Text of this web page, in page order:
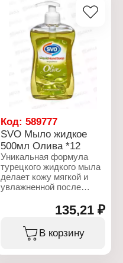
Характеристики:
Бренд: Maxijen
Тип товара: Блок для
унитаза
Аромат: TROPICAL
Форма выпуска: подвес
на унитаз
Эффект: 4 в 1
Количество в упаковке: 3
Количество смываний:
до 250 смываний
Упаковка: блистер
Код:589777
SVO Мыло жидкое
500мл Олива *12
Уникальная формула
турецкого жидкого мыла
делает кожу мягкой и
увлажненной после
Тщательно и бережно
очищает кожу рук. Не
сушит кожу.
Восхитительный аромат.
Экономичный расход.
135,21 ₽
В корзину